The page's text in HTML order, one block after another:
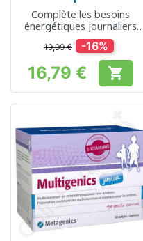
Complète les besoins
énergétiques journaliers
chez les hommes de plus
de 50 ans
19,99 € -16%
Prix
16,79 € 